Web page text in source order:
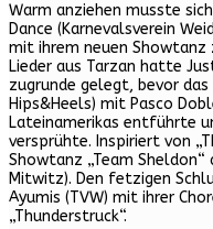
Warm anziehen musste
Dance (Karnevalsverein
mit ihrem neuen Showtanz
Lieder aus Tarzan hatte
zugrunde gelegt, bevor
Hips&Heels) mit Pasco
Lateinamerikas entführte
versprühte. Inspiriert von
Showtanz „Team Sheldon“
Mitwitz). Den fetzigen
Ayumis (TVW) mit ihrer
„Thunderstruck“.